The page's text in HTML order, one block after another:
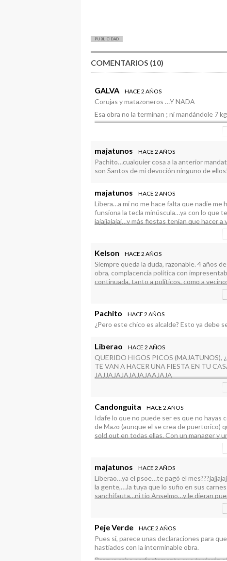
PUBLICIDAD
COMENTARIOS (10)
GALVA HACE 2 AÑOS
Corujas y matazoneros …Y NADA
Esa obra no la terminan ; ni mandándole 7
majatunos HACE 2 AÑOS
Pachito…cualquier cosa a la anterior
son Santos de mi devoción ninguno de
majatunos HACE 2 AÑOS
Libera…a mi no me hace falta que nadie me
funsiona la tecla minúscula…ya con lo que
jajajjajajaj…y más fiestas tenían que hacer
que tutankamon!!!la próxima fiesta es
Kelson HACE 2 AÑOS
Siempre queda la duda, razonable. 4 años
obra, complacencia política con
continuada, tanto a políticos, como a
su nombre, pero en otro lugar. El príncipe
TIGALATE, pero da igual, se llame como
de La.Cabaña, creo que lo van a.traer en la
mismo kilómetro, todo dios, asfaltado….
Pachito HACE 2 AÑOS
¿Pero este chico es alcalde? Esto ya debe
Liberao HACE 2 AÑOS
QUERIDO HIGOS PICOS (MAJATUNOS),
TE VAN A HACER UNA FIESTA EN TU
JAJJAJAJAJAJAJAAJAJA
LA FIESTA DEL MAJATUNOS, ESTARÍA
Candonguita HACE 2 AÑOS
Idafe lo que no puede ser es que no hayas
de Mazo (aunque el se crea de puertorico)
sold out en todas ellas. Con un manager y
unas líricas que ni Kase O ( aunque pa
majatunos HACE 2 AÑOS
Liberao…ya el psoe…te pagó el
la gente,….la tuya que lo sufio en sus
sanchifauta…ni tio Anselmo…y le dieran
Peje Verde HACE 2 AÑOS
Pues si, parece unas declaraciones para
hastiados con la interminable obra.